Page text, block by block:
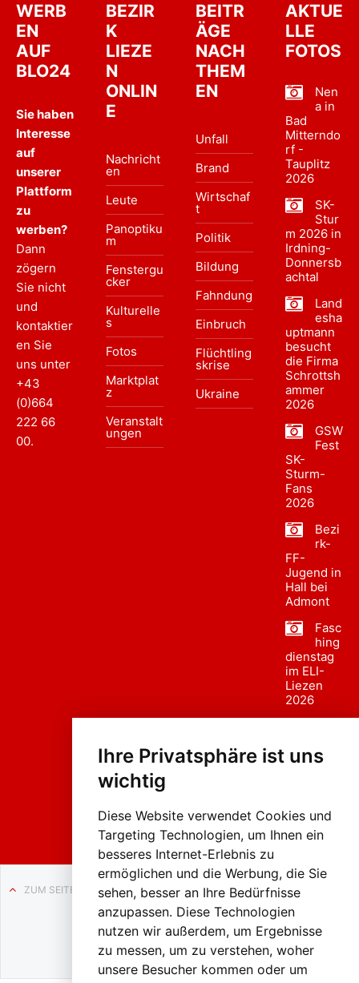
Ihre Privatsphäre ist uns
wichtig
Diese Website verwendet Cookies und
Targeting Technologien, um Ihnen ein
besseres Internet-Erlebnis zu
ermöglichen und die Werbung, die Sie
sehen, besser an Ihre Bedürfnisse
anzupassen. Diese Technologien
nutzen wir außerdem, um Ergebnisse
zu messen, um zu verstehen, woher
unsere Besucher kommen oder um
WERB
EN
AUF
BLO24
Sie haben
Interesse
auf
unserer
Plattform
zu
werben?
Dann
zögern
Sie nicht
und
kontaktier
en Sie
uns unter
+43
(0)664
222 66
00.
BEZIR
K
LIEZE
N
ONLIN
E
Nachricht
en
Leute
Panoptiku
m
Fenstergu
cker
Kulturelle
s
Fotos
Marktplat
z
Veranstalt
ungen
BEITR
ÄGE
NACH
THEM
EN
Unfall
Brand
Wirtschaf
t
Politik
Bildung
Fahndung
Einbruch
Flüchtling
skrise
Ukraine
AKTUE
LLE
FOTOS
Nen
a in
Bad
Mitterndo
rf -
Tauplitz
2026
SK-
Stur
m 2026 in
Irdning-
Donnersb
achtal
Land
esha
uptmann
besucht
die Firma
Schrottsh
ammer
2026
GSW
Fest
SK-
Sturm-
Fans
2026
Bezi
rk-
FF-
Jugend in
Hall bei
Admont
Fasc
hing
dienstag
im ELI-
Liezen
2026
sumzug
Liezen
ZUM SEITENANFANG
Auf BLO24.at werben?
+43 (0)664 2226600